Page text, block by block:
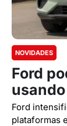
NOVIDADES
Ford
Ford
plataformas